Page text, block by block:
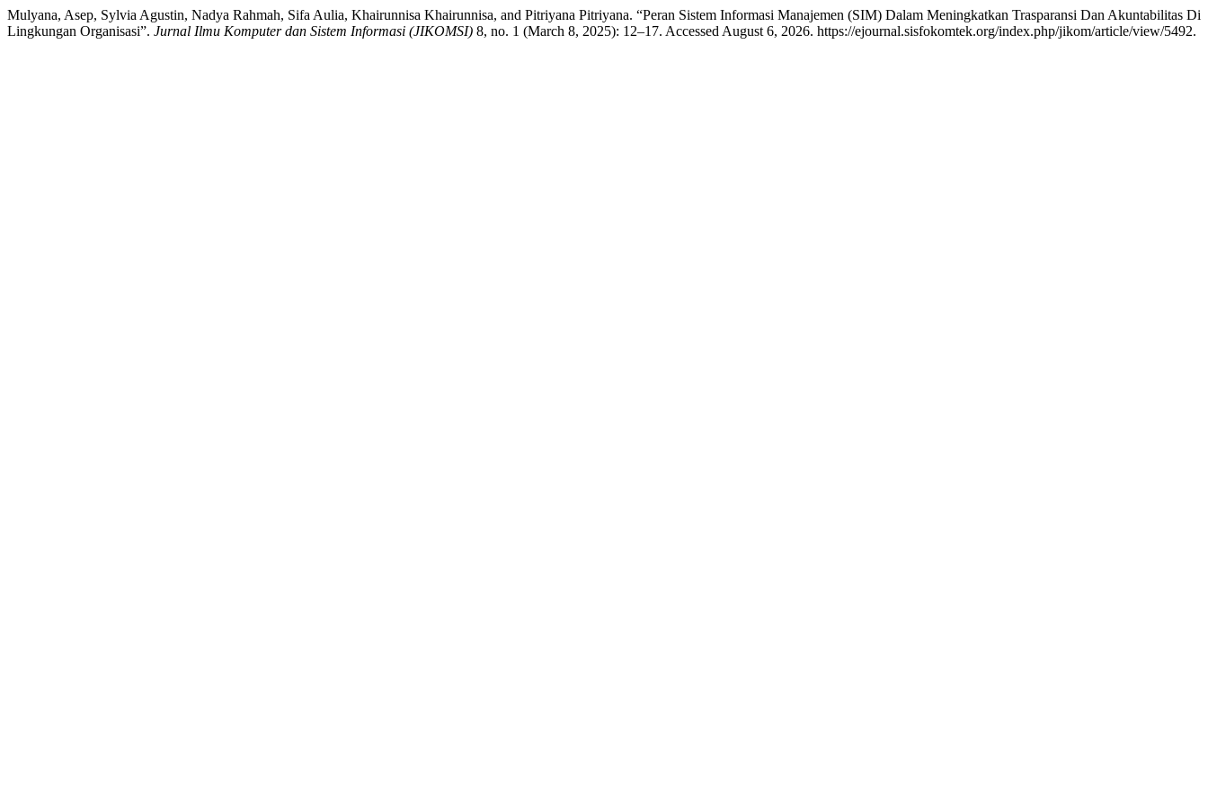
Mulyana, Asep, Sylvia Agustin, Nadya Rahmah, Sifa Aulia, Khairunnisa Khairunnisa, and Pitriyana Pitriyana. “Peran Sistem Informasi Manajemen (SIM) Dalam Meningkatkan Trasparansi Dan Akuntabilitas Di
Lingkungan Organisasi”. Jurnal Ilmu Komputer dan Sistem Informasi (JIKOMSI) 8, no. 1 (March 8, 2025): 12–17. Accessed August 6, 2026. https://ejournal.sisfokomtek.org/index.php/jikom/article/view/5492.